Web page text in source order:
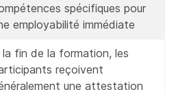
spécifiques pour
employabilité immédiate
la fin de la formation, les
reçoivent
une attestation